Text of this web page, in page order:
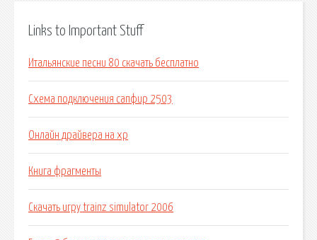
Links to Important Stuff
Итальянские песни 80 скачать бесплатно
Схема подключения сапфир 2503
Онлайн драйвера на хр
Книга фрагменты
Скачать игру trainz simulator 2006